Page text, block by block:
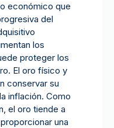
económico que
del
los
proteger los
El oro físico y
conservar su
inflación. Como
el oro tiende a
una